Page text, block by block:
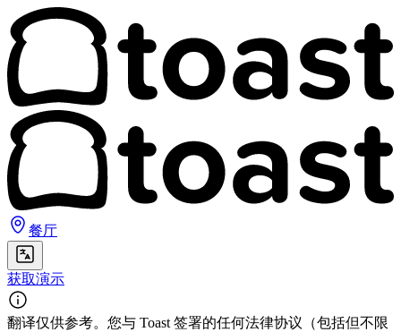
餐厅
获取演示
翻译仅供参考。您与 Toast 签署的任何法律协议（包括但不限